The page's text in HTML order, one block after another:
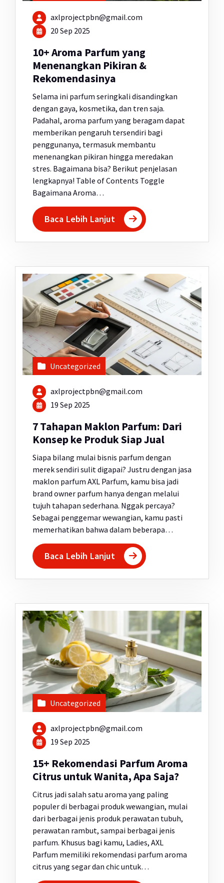
axlprojectpbn@gmail.com
20 Sep 2025
10+ Aroma Parfum yang
Menenangkan Pikiran &
Rekomendasinya
Selama ini parfum seringkali disandingkan
dengan gaya, kosmetika, dan tren saja.
Padahal, aroma parfum yang beragam dapat
memberikan pengaruh tersendiri bagi
penggunanya, termasuk membantu
menenangkan pikiran hingga meredakan
stres. Bagaimana bisa? Berikut penjelasan
lengkapnya! Table of Contents Toggle
Bagaimana Aroma…
Baca Lebih Lanjut
Uncategorized
axlprojectpbn@gmail.com
19 Sep 2025
7 Tahapan Maklon Parfum: Dari
Konsep ke Produk Siap Jual
Siapa bilang mulai bisnis parfum dengan
merek sendiri sulit digapai? Justru dengan jasa
maklon parfum AXL Parfum, kamu bisa jadi
brand owner parfum hanya dengan melalui
tujuh tahapan sederhana. Nggak percaya?
Sebagai penggemar wewangian, kamu pasti
memerhatikan bahwa dalam beberapa…
Baca Lebih Lanjut
Uncategorized
axlprojectpbn@gmail.com
19 Sep 2025
15+ Rekomendasi Parfum Aroma
Citrus untuk Wanita, Apa Saja?
Citrus jadi salah satu aroma yang paling
populer di berbagai produk wewangian, mulai
dari berbagai jenis produk perawatan tubuh,
perawatan rambut, sampai berbagai jenis
parfum. Khusus bagi kamu, Ladies, AXL
Parfum memiliki rekomendasi parfum aroma
citrus yang segar dan chic untuk…